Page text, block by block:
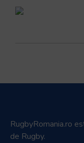
RugbyRomania.ro
de Rugby.